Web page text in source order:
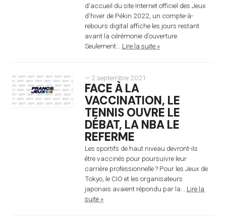
d’accueil du site Internet officiel des Jeux
d’hiver de Pékin 2022, un compte-à-
rebours digital affiche les jours restant
avant la cérémonie d’ouverture.
Seulement... Lire la suite »
— 2 septembre 2021
FACE À LA
VACCINATION, LE
TENNIS OUVRE LE
DÉBAT, LA NBA LE
REFERME
Les sportifs de haut niveau devront-ils
être vaccinés pour poursuivre leur
carrière professionnelle ? Pour les Jeux de
Tokyo, le CIO et les organisateurs
japonais avaient répondu par la... Lire la
suite »